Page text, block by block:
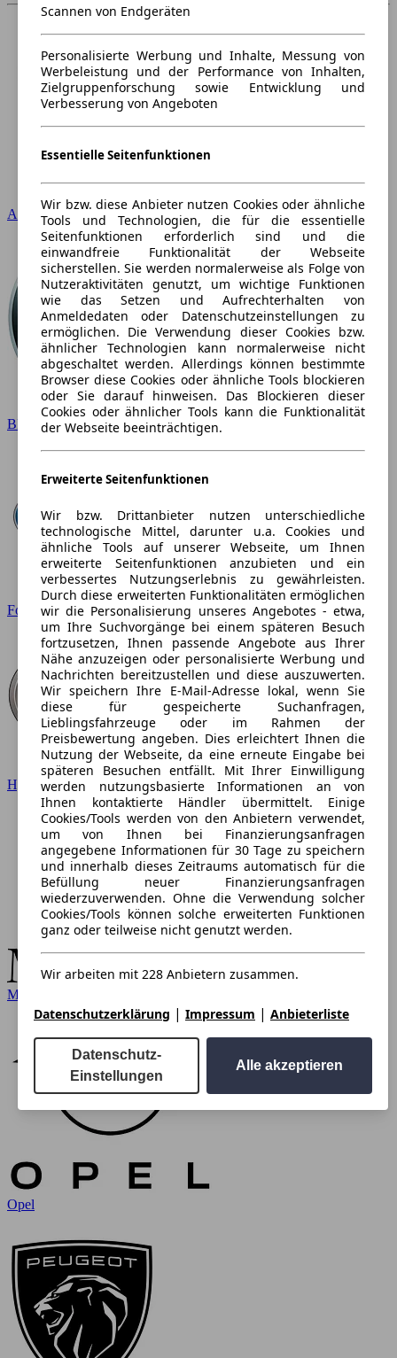
Audi
BMW
Ford
Hyundai
Mercedes-Benz
Opel
Scannen von Endgeräten
Personalisierte Werbung und Inhalte, Messung von
Werbeleistung und der Performance von Inhalten,
Zielgruppenforschung sowie Entwicklung und
Verbesserung von Angeboten
Essentielle Seitenfunktionen
Wir bzw. diese Anbieter nutzen Cookies oder ähnliche
Tools und Technologien, die für die essentielle
Seitenfunktionen erforderlich sind und die
einwandfreie Funktionalität der Webseite
sicherstellen. Sie werden normalerweise als Folge von
Nutzeraktivitäten genutzt, um wichtige Funktionen
wie das Setzen und Aufrechterhalten von
Anmeldedaten oder Datenschutzeinstellungen zu
ermöglichen. Die Verwendung dieser Cookies bzw.
ähnlicher Technologien kann normalerweise nicht
abgeschaltet werden. Allerdings können bestimmte
Browser diese Cookies oder ähnliche Tools blockieren
oder Sie darauf hinweisen. Das Blockieren dieser
Cookies oder ähnlicher Tools kann die Funktionalität
der Webseite beeinträchtigen.
Erweiterte Seitenfunktionen
Wir bzw. Drittanbieter nutzen unterschiedliche
technologische Mittel, darunter u.a. Cookies und
ähnliche Tools auf unserer Webseite, um Ihnen
erweiterte Seitenfunktionen anzubieten und ein
verbessertes Nutzungserlebnis zu gewährleisten.
Durch diese erweiterten Funktionalitäten ermöglichen
wir die Personalisierung unseres Angebotes - etwa,
um Ihre Suchvorgänge bei einem späteren Besuch
fortzusetzen, Ihnen passende Angebote aus Ihrer
Nähe anzuzeigen oder personalisierte Werbung und
Nachrichten bereitzustellen und diese auszuwerten.
Wir speichern Ihre E-Mail-Adresse lokal, wenn Sie
diese für gespeicherte Suchanfragen,
Lieblingsfahrzeuge oder im Rahmen der
Preisbewertung angeben. Dies erleichtert Ihnen die
Nutzung der Webseite, da eine erneute Eingabe bei
späteren Besuchen entfällt. Mit Ihrer Einwilligung
werden nutzungsbasierte Informationen an von
Ihnen kontaktierte Händler übermittelt. Einige
Cookies/Tools werden von den Anbietern verwendet,
um von Ihnen bei Finanzierungsanfragen
angegebene Informationen für 30 Tage zu speichern
und innerhalb dieses Zeitraums automatisch für die
Befüllung neuer Finanzierungsanfragen
wiederzuverwenden. Ohne die Verwendung solcher
Cookies/Tools können solche erweiterten Funktionen
ganz oder teilweise nicht genutzt werden.
Wir arbeiten mit 228 Anbietern zusammen.
Datenschutzerklärung | Impressum | Anbieterliste
Datenschutz-
Einstellungen
Alle akzeptieren